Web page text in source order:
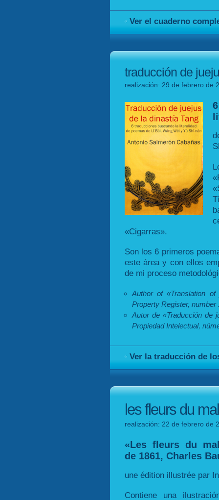
Ver el cuaderno
traducción de
realización: 29 de febrero de
«Cigarras».
Son los 6 primeros
este área y con ellos
de mi proceso
Author of «Translation
Property Register, number
Autor de «Traducción de
Propiedad Intelectual,
Ver la traducción de
les fleurs du
realización: 22 de febrero de
«Les fleurs du
de 1861, Charles
une édition illustrée par
Contiene una